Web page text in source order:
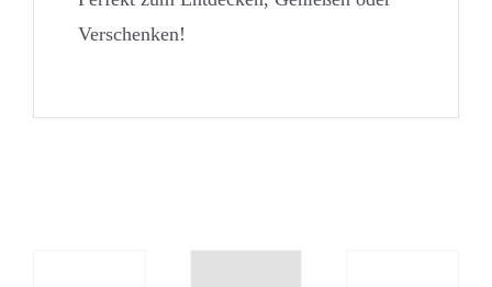
Verschenken!